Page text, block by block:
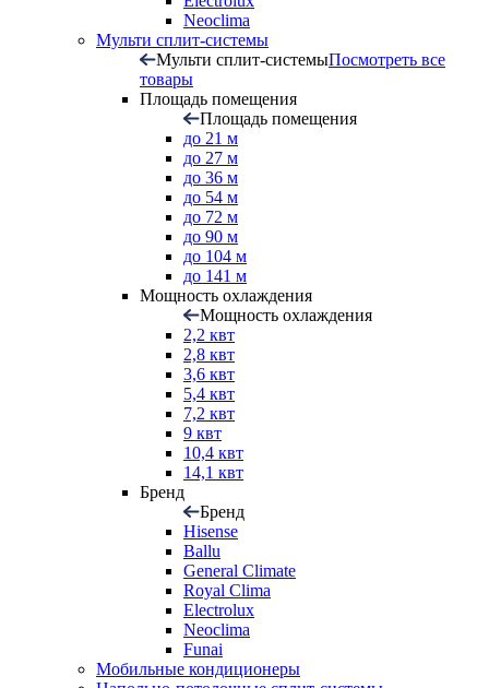
Neoclima
Мульти сплит-системы
Мульти сплит-системыПосмотреть все
товары
Площадь помещения
Площадь помещения
до 21 м
до 27 м
до 36 м
до 54 м
до 72 м
до 90 м
до 104 м
до 141 м
Мощность охлаждения
Мощность охлаждения
2,2 квт
2,8 квт
3,6 квт
5,4 квт
7,2 квт
9 квт
10,4 квт
14,1 квт
Бренд
Бренд
Hisense
Ballu
General Climate
Royal Clima
Electrolux
Neoclima
Funai
Мобильные кондиционеры